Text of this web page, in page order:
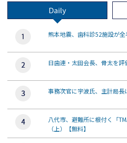
Daily
熊本地震、歯科診52施設が
日歯連・太田会長、骨太を
事務次官に宇波氏、主計局
八代市、避難所に根付く「
（上）【無料】